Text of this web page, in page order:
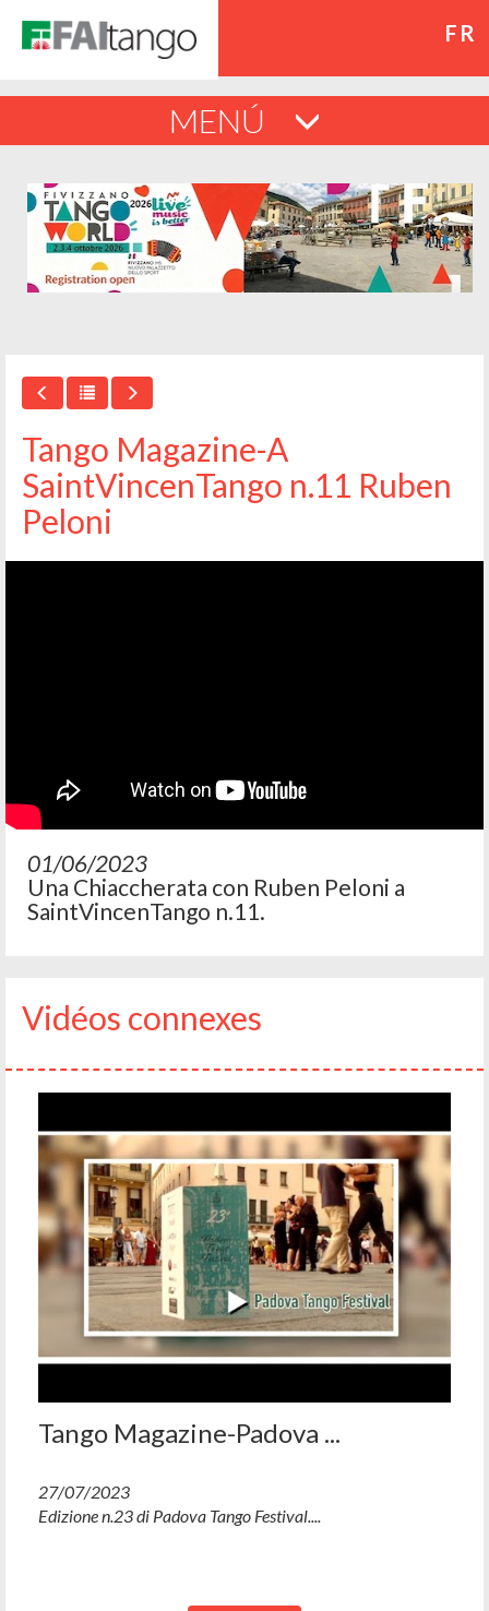
FR
MENÚ
Tango Magazine-A
SaintVincenTango n.11 Ruben
Peloni
01/06/2023
Una Chiaccherata con Ruben Peloni a
SaintVincenTango n.11.
Vidéos connexes
Tango Magazine-Padova ...
27/07/2023
Edizione n.23 di Padova Tango Festival....